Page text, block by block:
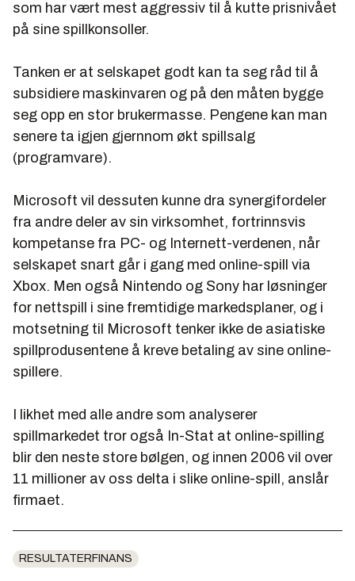
som har vært mest aggressiv til å kutte prisnivået
på sine spillkonsoller.
Tanken er at selskapet godt kan ta seg råd til å
subsidiere maskinvaren og på den måten bygge
seg opp en stor brukermasse. Pengene kan man
senere ta igjen gjernnom økt spillsalg
(programvare).
Microsoft vil dessuten kunne dra synergifordeler
fra andre deler av sin virksomhet, fortrinnsvis
kompetanse fra PC- og Internett-verdenen, når
selskapet snart går i gang med online-spill via
Xbox. Men også Nintendo og Sony har løsninger
for nettspill i sine fremtidige markedsplaner, og i
motsetning til Microsoft tenker ikke de asiatiske
spillprodusentene å kreve betaling av sine online-
spillere.
I likhet med alle andre som analyserer
spillmarkedet tror også In-Stat at online-spilling
blir den neste store bølgen, og innen 2006 vil over
11 millioner av oss delta i slike online-spill, anslår
firmaet.
RESULTATERFINANS